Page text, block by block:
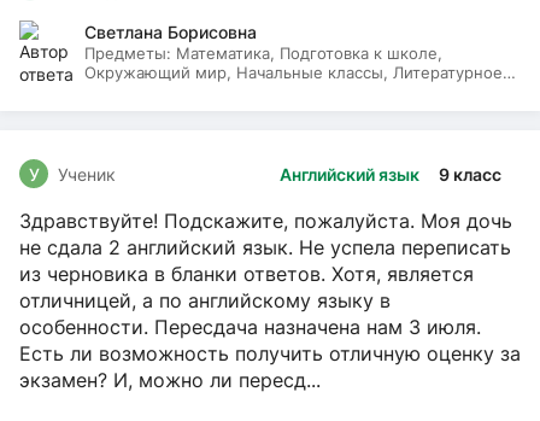
Светлана Борисовна
Предметы: Математика, Подготовка к школе,
Окружающий мир, Начальные классы, Литературное
Английский язык 9 класс
У Ученик
Здравствуйте! Подскажите, пожалуйста. Моя дочь
не сдала 2 английский язык. Не успела переписать
из черновика в бланки ответов. Хотя, является
отличницей, а по английскому языку в
особенности. Пересдача назначена нам 3 июля.
Есть ли возможность получить отличную оценку за
экзамен? И, можно ли пересд...